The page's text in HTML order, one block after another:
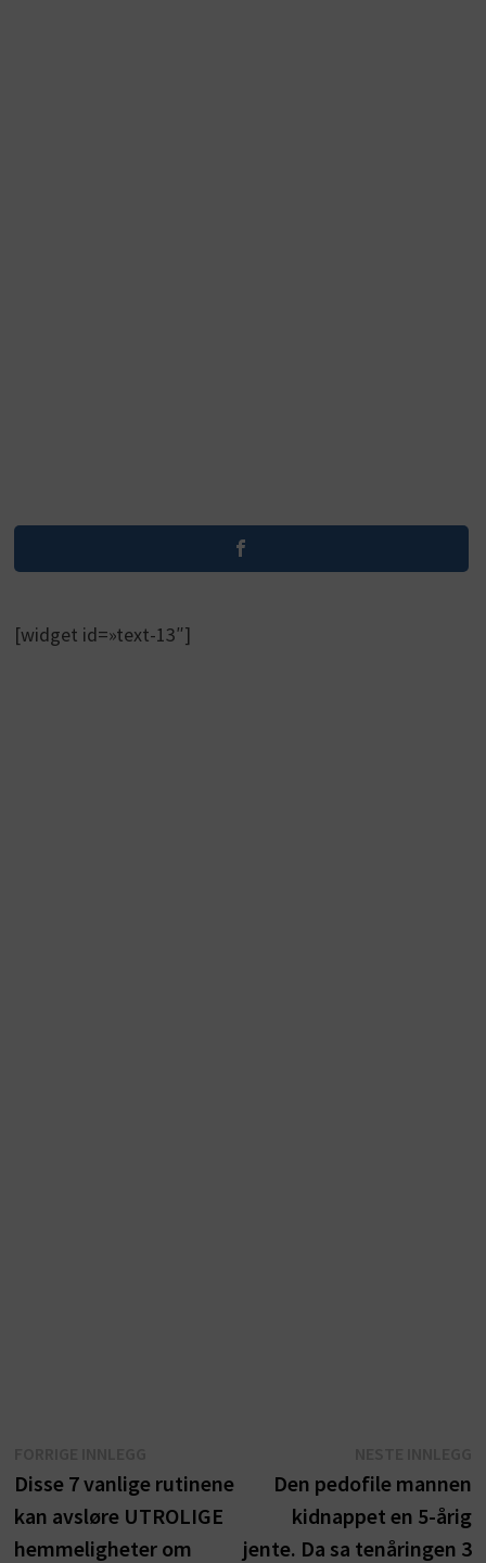
[widget id=»text-13″]
innlegg:
Disse 7 vanlige rutinene
kan avsløre UTROLIGE
hemmeligheter om
Den pedofile mannen
kidnappet en 5-årig
jente. Da sa tenåringen 3